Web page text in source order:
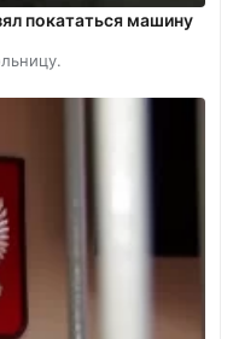
покататься машину